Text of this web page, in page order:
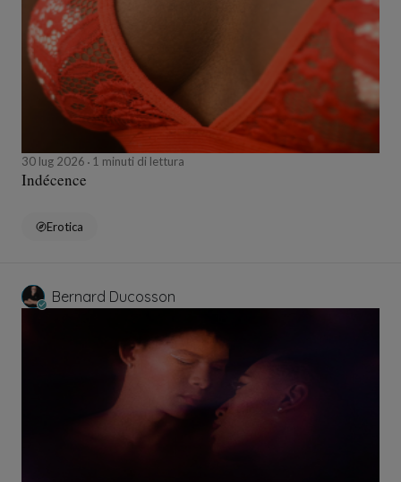
30 lug 2026 1 minuti di lettura
Indécence
Erotica
Bernard Ducosson